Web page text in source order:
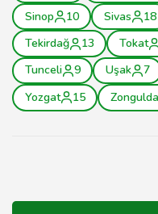
Sinop
10 Sivas 18
Tekirdağ
13 Tokat
Tunceli
9 Uşak 7
Yozgat
15